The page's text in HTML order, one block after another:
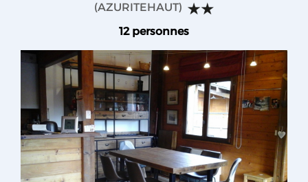
(AZURITEHAUT)
12 personnes